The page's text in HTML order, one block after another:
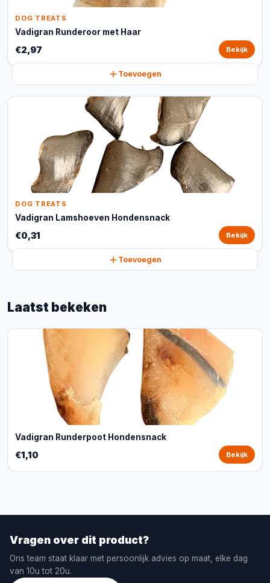
DOG TREATS
Vadigran Runderoor met Haar
€2,97 Bekijk
Toevoegen
DOG TREATS
Vadigran Lamshoeven Hondensnack
€0,31 Bekijk
Toevoegen
Laatst bekeken
Vadigran Runderpoot Hondensnack
€1,10 Bekijk
Vragen over dit product?
Ons team staat klaar met persoonlijk advies op maat, elke dag
van 10u tot 20u.